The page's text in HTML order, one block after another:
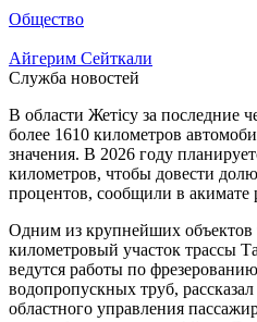
Общество
Айгерим Сейткали
Служба новостей
В области Жетісу за последние
более 1610 километров
значения. В 2026 году
километров, чтобы довести
процентов, сообщили в акимате
Одним из крупнейших объектов
километровый участок трассы
ведутся работы по
водопропускных труб,
областного управления